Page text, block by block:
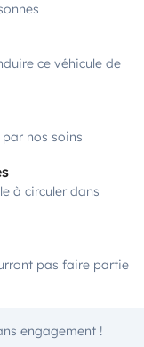
ce véhicule de
nos soins
à circuler dans
pas faire partie
engagement !